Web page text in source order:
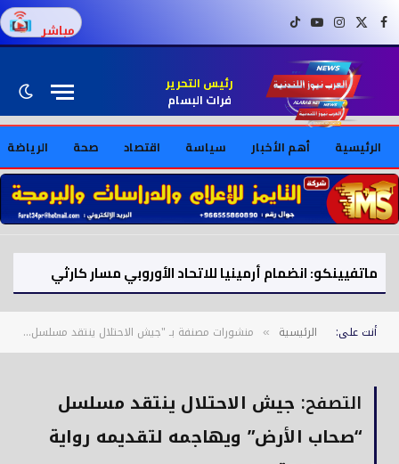
فيسبوكX (Twitter)
إنستغراميوتيوبتيك توك مباشر
رئيس التحرير
فرات البسام
الرئيسية أهم الأخبار سياسة اقتصاد صحة الرياضة
ماتفيينكو: انضمام أرمينيا للاتحاد الأوروبي مسار كارثي
أنت على: الرئيسية » منشورات مصنفة بـ "جيش الاحتلال ينتقد مسلسل “صحاب الأرض” ويهاجمه لتقديمه رواية غير دقيقة"
التصفح: جيش الاحتلال ينتقد مسلسل
“صحاب الأرض” ويهاجمه لتقديمه رواية